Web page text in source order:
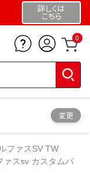
詳しくは
こちら
0
変更
ファスSV TW
ァスsv カスタムパ